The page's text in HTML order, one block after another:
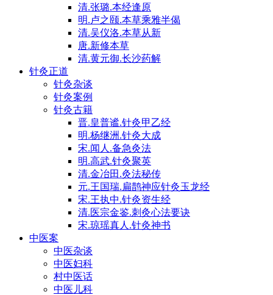
清.张璐.本经逢原
明.卢之颐.本草乘雅半偈
清.吴仪洛.本草从新
唐.新修本草
清.黄元御.长沙药解
针灸正道
针灸杂谈
针灸案例
针灸古籍
晋.皇普谧.针灸甲乙经
明.杨继洲.针灸大成
宋.闻人.备急灸法
明.高武.针灸聚英
清.金冶田.灸法秘传
元.王国瑞.扁鹊神应针灸玉龙经
宋.王执中.针灸资生经
清.医宗金鉴.刺灸心法要诀
宋.琼瑶真人.针灸神书
中医案
中医杂谈
中医妇科
村中医话
中医儿科